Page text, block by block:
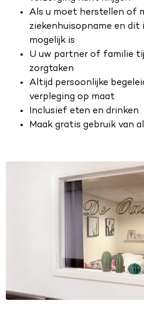
Als u moet herstellen of
ziekenhuisopname en
mogelijk is
U uw partner of familie
zorgtaken
Altijd persoonlijke
verpleging op maat
Inclusief eten en drinken
Maak gratis gebruik van